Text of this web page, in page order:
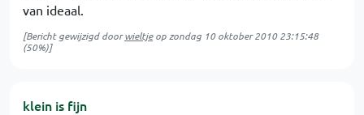
van ideaal.
[Bericht gewijzigd doorwieltjeop zondag 10 oktober 2010 23:15:48
(50%)]
klein is fijn